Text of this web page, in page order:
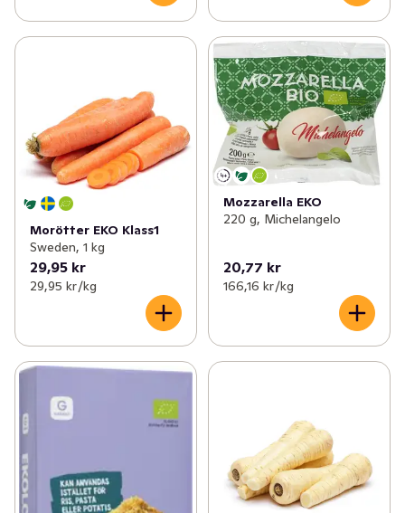
Morötter EKO Klass1
Sweden, 1 kg
29,95 kr
29,95 kr /kg
Mozzarella EKO
220 g, Michelangelo
20,77 kr
166,16 kr /kg